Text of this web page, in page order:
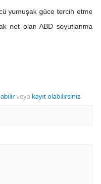
yumuşak güce tercih etme
net olan ABD soyutlanma
veya kayıt olabilirsiniz.